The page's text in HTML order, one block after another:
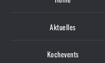
Aktuelles
Kochevents